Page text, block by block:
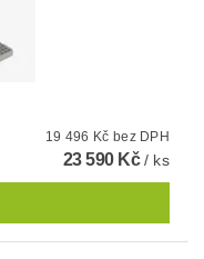
19 496 Kč bez DPH
23 590 Kč/ ks